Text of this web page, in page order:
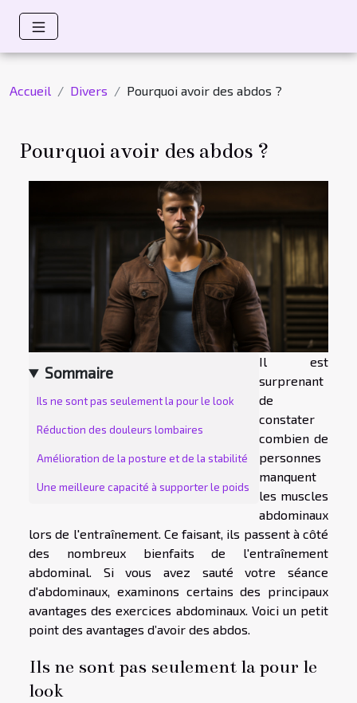
Accueil Divers Pourquoi avoir des abdos ?
Pourquoi avoir des abdos ?
Sommaire
Ils ne sont pas seulement la pour le look
Réduction des douleurs lombaires
Amélioration de la posture et de la stabilité
Une meilleure capacité à supporter le poids
Il est
surprenant
de
constater
combien de
personnes
manquent
les muscles
abdominaux
lors de l'entraînement. Ce faisant, ils passent à côté
des nombreux bienfaits de l'entraînement
abdominal. Si vous avez sauté votre séance
d'abdominaux, examinons certains des principaux
avantages des exercices abdominaux. Voici un petit
point des avantages d’avoir des abdos.
Ils ne sont pas seulement la pour le
look